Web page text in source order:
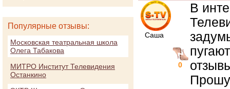
Саша
0
В
Прошу
Популярные отзывы:
Московская театральная школа
Олега Табакова
МИТРО Институт Телевидения
Останкино